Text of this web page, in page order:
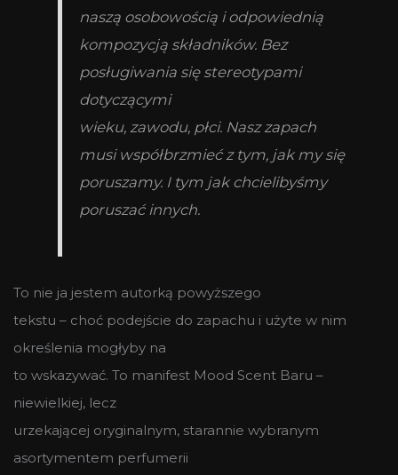
naszą osobowością i odpowiednią
kompozycją składników. Bez
posługiwania się stereotypami
dotyczącymi
wieku, zawodu, płci. Nasz zapach
musi współbrzmieć z tym, jak my się
poruszamy. I tym jak chcielibyśmy
poruszać innych.
To nie ja jestem autorką powyższego
tekstu – choć podejście do zapachu i użyte w nim
określenia mogłyby na
to wskazywać. To manifest Mood Scent Baru –
niewielkiej, lecz
urzekającej oryginalnym, starannie wybranym
asortymentem perfumerii